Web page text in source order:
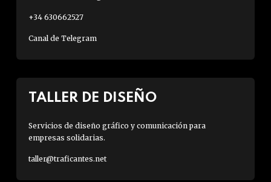
+34 630662527
Canal de Telegram
TALLER DE DISEÑO
Servicios de diseño gráfico y comunicación para
empresas solidarias.
taller@traficantes.net